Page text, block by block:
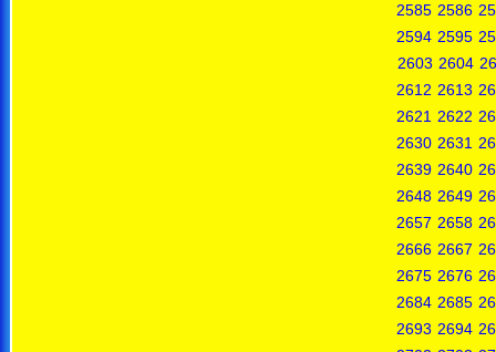
2585 2586
2594 2595
2603 2604
2612 2613
2621 2622
2630 2631
2639 2640
2648 2649
2657 2658
2666 2667
2675 2676
2684 2685
2693 2694